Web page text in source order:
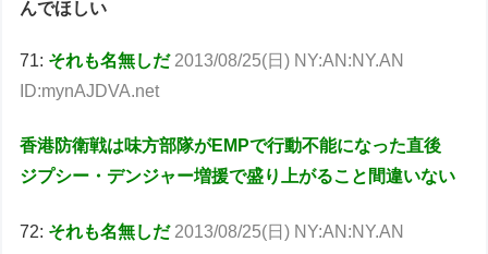
んでほしい
71: それも名無しだ 2013/08/25(日) NY:AN:NY.AN
ID:mynAJDVA.net
香港防衛戦は味方部隊がEMPで行動不能になった直後
ジプシー・デンジャー増援で盛り上がること間違いない
72: それも名無しだ 2013/08/25(日) NY:AN:NY.AN